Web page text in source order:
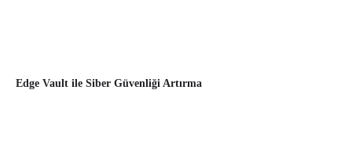
Edge Vault ile Siber Güvenliği Artırma